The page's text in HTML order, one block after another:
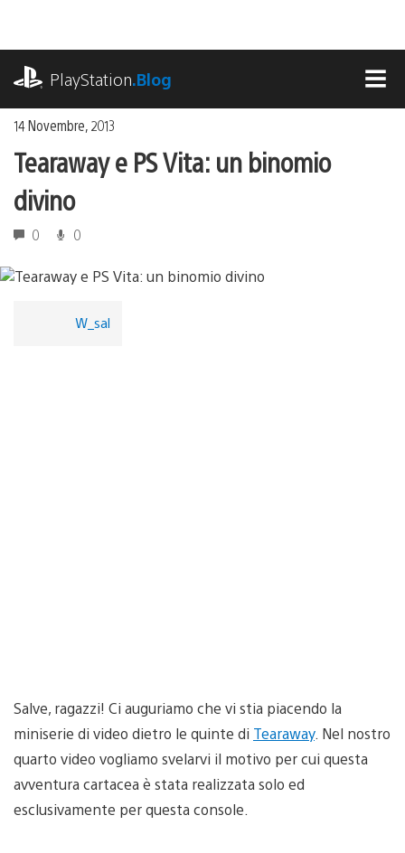
contenuto
PlayStation.Blog
14 Novembre, 2013
Tearaway e PS Vita: un binomio
divino
0 0
W_sal
Salve, ragazzi! Ci auguriamo che vi stia piacendo la
miniserie di video dietro le quinte di Tearaway. Nel nostro
quarto video vogliamo svelarvi il motivo per cui questa
avventura cartacea è stata realizzata solo ed
esclusivamente per questa console.